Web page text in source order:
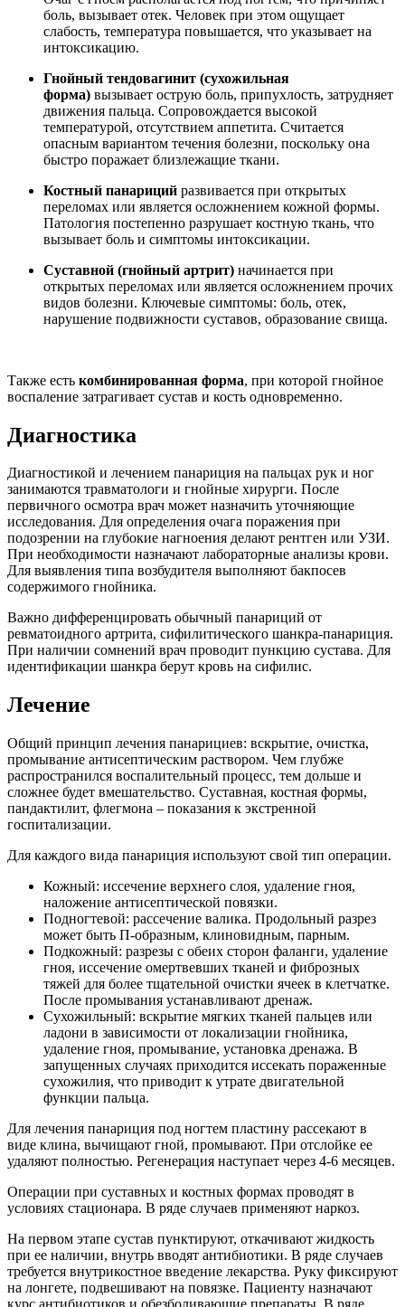
боль, вызывает отек. Человек при этом ощущает
слабость, температура повышается, что указывает на
интоксикацию.
Гнойный тендовагинит (сухожильная
форма) вызывает острую боль, припухлость, затрудняет
движения пальца. Сопровождается высокой
температурой, отсутствием аппетита. Считается
опасным вариантом течения болезни, поскольку она
быстро поражает близлежащие ткани.
Костный панариций развивается при открытых
переломах или является осложнением кожной формы.
Патология постепенно разрушает костную ткань, что
вызывает боль и симптомы интоксикации.
Суставной (гнойный артрит) начинается при
открытых переломах или является осложнением прочих
видов болезни. Ключевые симптомы: боль, отек,
нарушение подвижности суставов, образование свища.
Также есть комбинированная форма, при которой гнойное
воспаление затрагивает сустав и кость одновременно.
Диагностика
Диагностикой и лечением панариция на пальцах рук и ног
занимаются травматологи и гнойные хирурги. После
первичного осмотра врач может назначить уточняющие
исследования. Для определения очага поражения при
подозрении на глубокие нагноения делают рентген или УЗИ.
При необходимости назначают лабораторные анализы крови.
Для выявления типа возбудителя выполняют бакпосев
содержимого гнойника.
Важно дифференцировать обычный панариций от
ревматоидного артрита, сифилитического шанкра-панариция.
При наличии сомнений врач проводит пункцию сустава. Для
идентификации шанкра берут кровь на сифилис.
Лечение
Общий принцип лечения панарициев: вскрытие, очистка,
промывание антисептическим раствором. Чем глубже
распространился воспалительный процесс, тем дольше и
сложнее будет вмешательство. Суставная, костная формы,
пандактилит, флегмона – показания к экстренной
госпитализации.
Для каждого вида панариция используют свой тип операции.
Кожный: иссечение верхнего слоя, удаление гноя,
наложение антисептической повязки.
Подногтевой: рассечение валика. Продольный разрез
может быть П-образным, клиновидным, парным.
Подкожный: разрезы с обеих сторон фаланги, удаление
гноя, иссечение омертвевших тканей и фиброзных
тяжей для более тщательной очистки ячеек в клетчатке.
После промывания устанавливают дренаж.
Сухожильный: вскрытие мягких тканей пальцев или
ладони в зависимости от локализации гнойника,
удаление гноя, промывание, установка дренажа. В
запущенных случаях приходится иссекать пораженные
сухожилия, что приводит к утрате двигательной
функции пальца.
Для лечения панариция под ногтем пластину рассекают в
виде клина, вычищают гной, промывают. При отслойке ее
удаляют полностью. Регенерация наступает через 4-6 месяцев.
Операции при суставных и костных формах проводят в
условиях стационара. В ряде случаев применяют наркоз.
На первом этапе сустав пунктируют, откачивают жидкость
при ее наличии, внутрь вводят антибиотики. В ряде случаев
требуется внутрикостное введение лекарства. Руку фиксируют
на лонгете, подвешивают на повязке. Пациенту назначают